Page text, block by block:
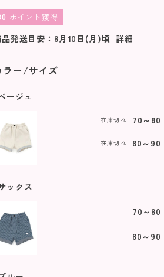
ポイント獲得
発送目安： 8月10日(月)頃 詳細
ラー/サイズ
ージュ
70～80
在庫切れ
80～90
在庫切れ
ックス
70～80
80～90